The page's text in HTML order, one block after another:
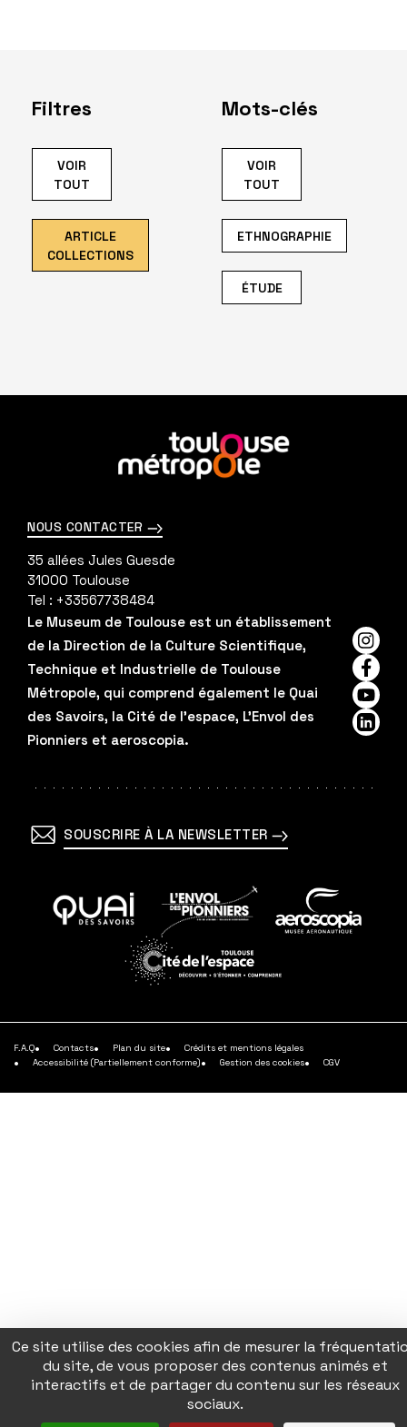
Filtres
VOIR
TOUT
ARTICLE
COLLECTIONS
Mots-clés
VOIR
TOUT
ETHNOGRAPHIE
ÉTUDE
En
savoir
plus
NOUS CONTACTER
35 allées Jules Guesde
31000 Toulouse
Tel : +33567738484
Le Museum de Toulouse est un établissement
de la Direction de la Culture Scientifique,
Technique et Industrielle de Toulouse
Métropole, qui comprend également le Quai
des Savoirs, la Cité de l'espace, L'Envol des
Pionniers et aeroscopia.
SOUSCRIRE À LA NEWSLETTER
En
savoir
plus
F.A.Q Contacts Plan du site
Crédits et mentions légales
Accessibilité (Partiellement conforme)
Gestion des cookies CGV
Ce site utilise des cookies afin de mesurer la
du site, de vous proposer des contenus animés et
interactifs et de partager du contenu sur les réseaux
sociaux.